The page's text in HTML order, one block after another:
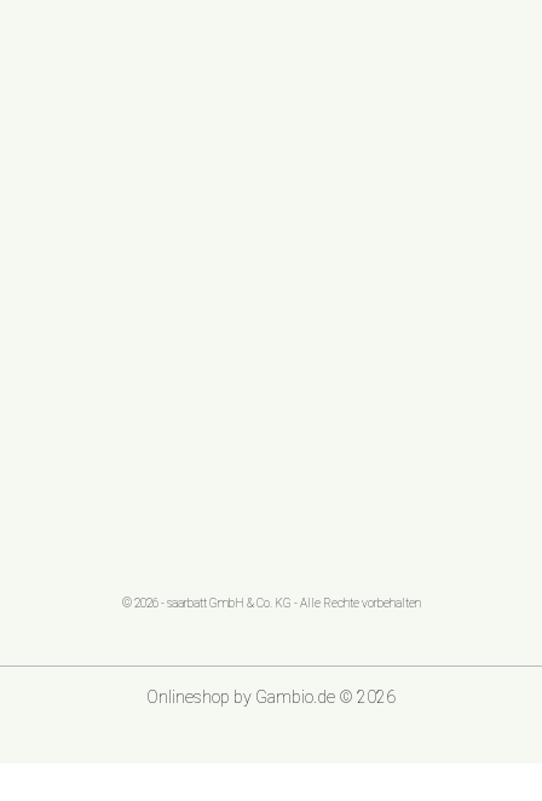
© 2026 - saarbatt GmbH & Co. KG - Alle Rechte vorbehalten
Onlineshop by Gambio.de © 2026